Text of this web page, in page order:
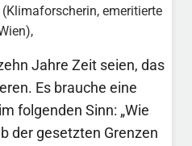
(Klimaforscherin, emeritierte
Jahre Zeit seien, das
Es brauche eine
folgenden Sinn: „Wie
der gesetzten Grenzen